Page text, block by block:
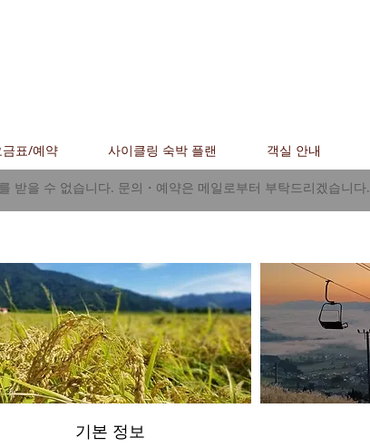
표/예약 사이클링 숙박 플랜 객실 안내
받을 수 없습니다. 문의・ 예약은 메일로부터 부탁드리겠습니다.
기본 정보